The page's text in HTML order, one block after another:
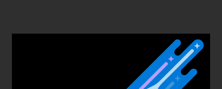
podzielić sie z Wami, pięknem jQuery [1] (dalej jq). Kilka
miesięcy temu skandyn dodał wpis , w którym przedstawił
pobieżnie, jak zrobić prosta galerię z jq, bez zagłębiania i
wstępnej prezentacji geniuszu jq:). Tutaj chciałbym ogólnie